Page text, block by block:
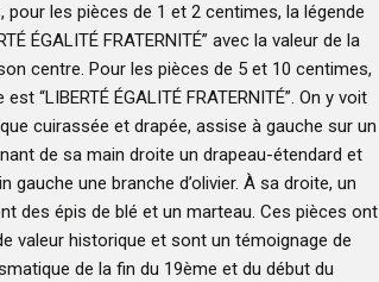
pour les pièces de 1 et 2 centimes, la légende
ÉGALITÉ FRATERNITÉ” avec la valeur de la
centre. Pour les pièces de 5 et 10 centimes,
est “LIBERTÉ ÉGALITÉ FRATERNITÉ”. On y voit
cuirassée et drapée, assise à gauche sur un
de sa main droite un drapeau-étendard et
gauche une branche d’olivier. À sa droite, un
des épis de blé et un marteau. Ces pièces ont
valeur historique et sont un témoignage de
de la fin du 19ème et du début du